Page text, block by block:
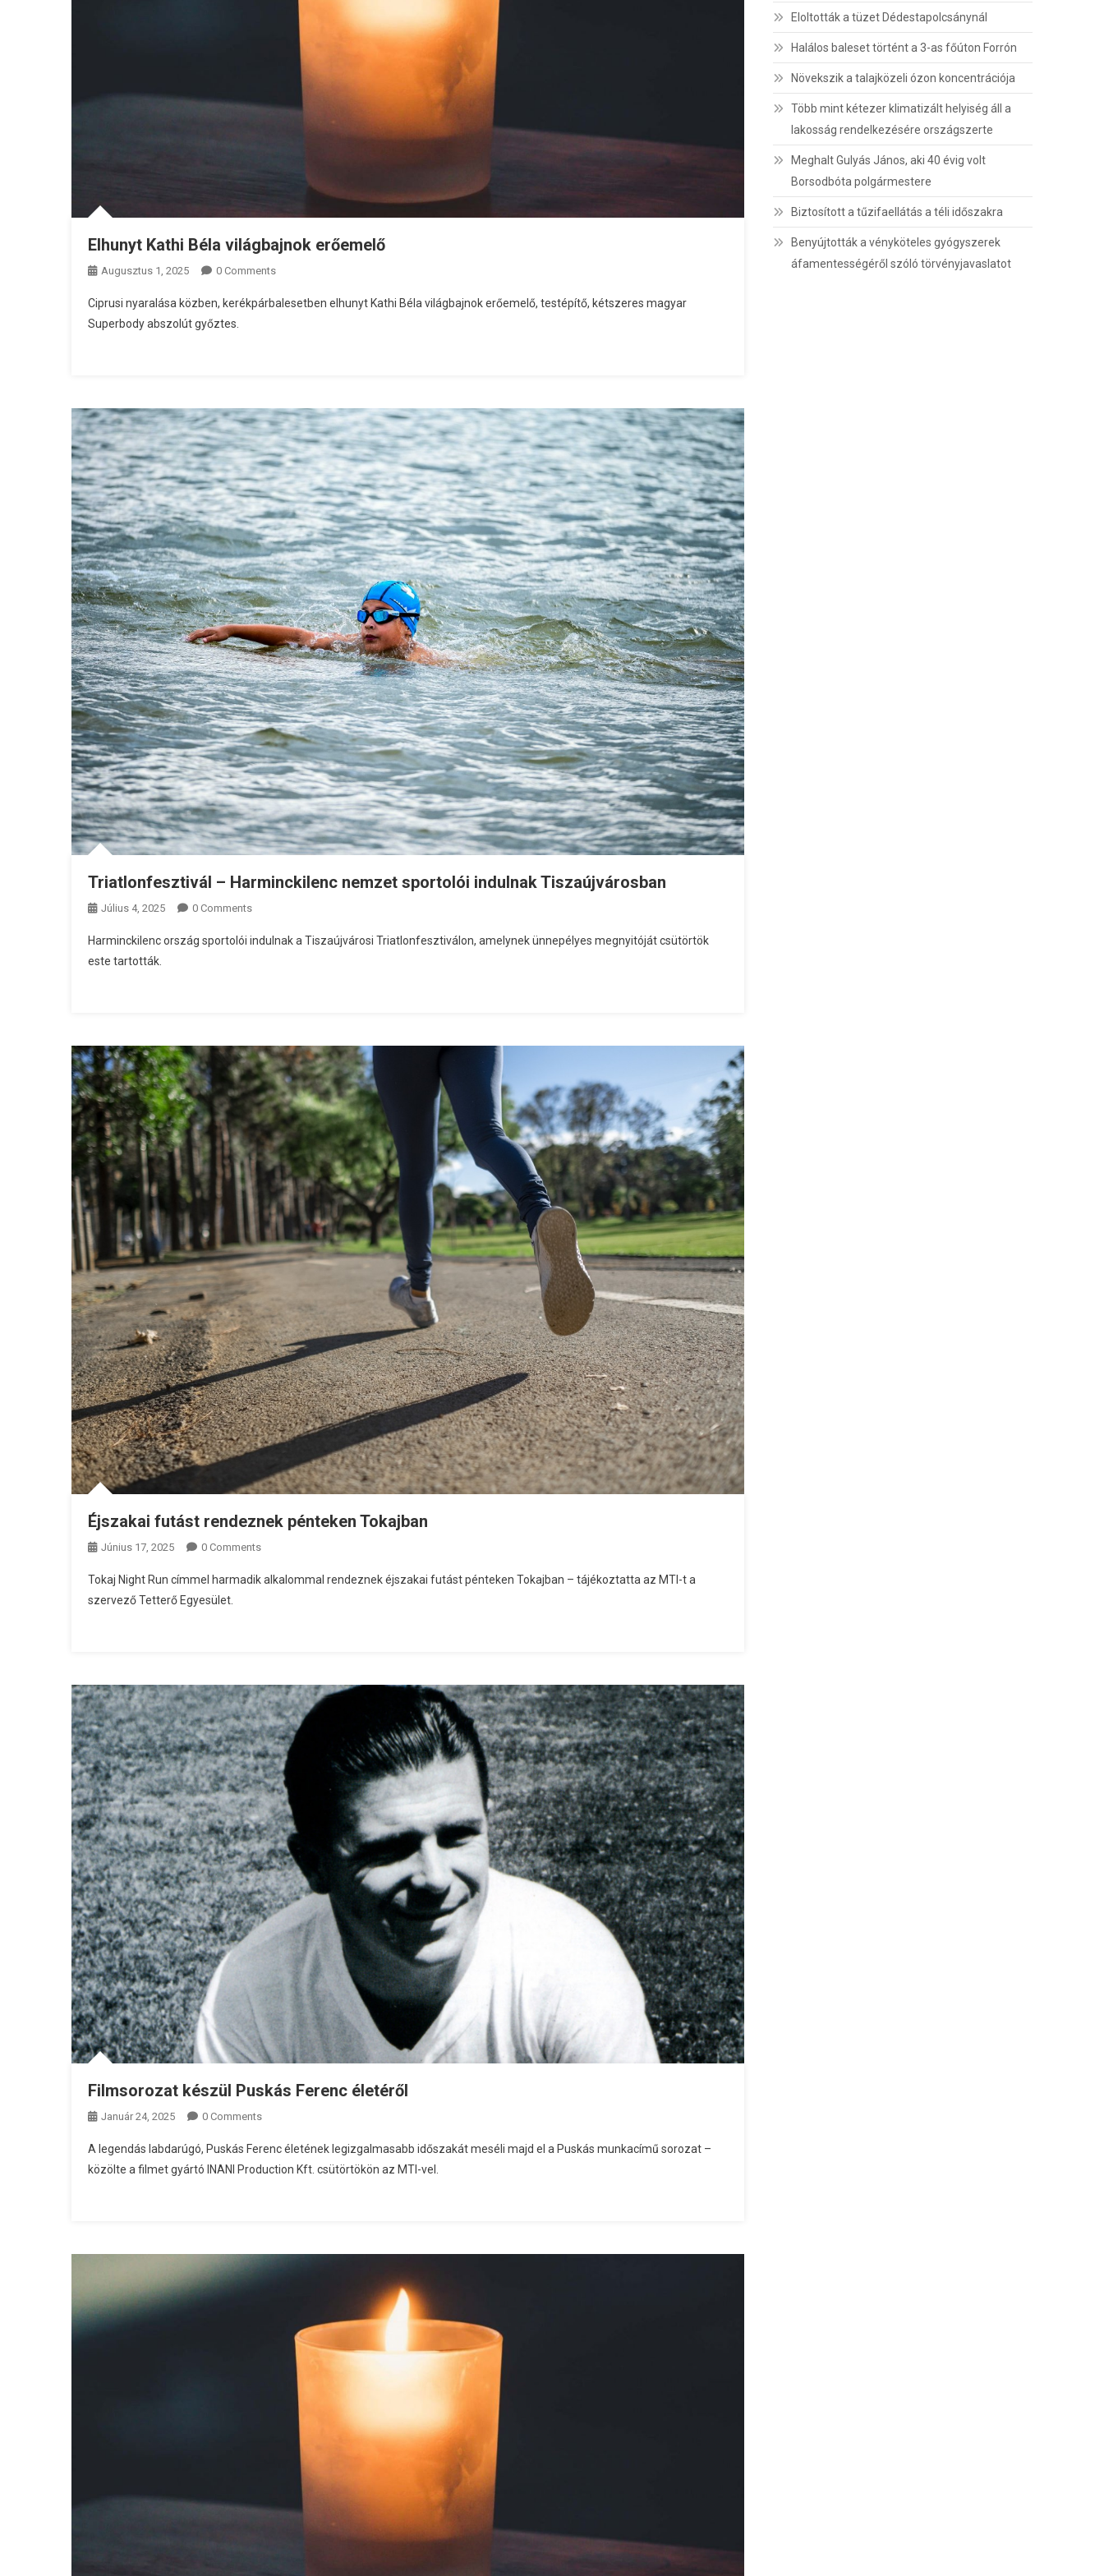
Elhunyt Kathi Béla világbajnok erőemelő
Augusztus 1, 2025 0 Comments
Ciprusi nyaralása közben, kerékpárbalesetben elhunyt Kathi Béla világbajnok erőemelő, testépítő, kétszeres magyar
Superbody abszolút győztes.
Triatlonfesztivál – Harminckilenc nemzet sportolói indulnak Tiszaújvárosban
Július 4, 2025 0 Comments
Harminckilenc ország sportolói indulnak a Tiszaújvárosi Triatlonfesztiválon, amelynek ünnepélyes megnyitóját csütörtök
este tartották.
Éjszakai futást rendeznek pénteken Tokajban
Június 17, 2025 0 Comments
Tokaj Night Run címmel harmadik alkalommal rendeznek éjszakai futást pénteken Tokajban – tájékoztatta az MTI-t a
szervező Tetterő Egyesület.
Filmsorozat készül Puskás Ferenc életéről
Január 24, 2025 0 Comments
A legendás labdarúgó, Puskás Ferenc életének legizgalmasabb időszakát meséli majd el a Puskás munkacímű sorozat –
közölte a filmet gyártó INANI Production Kft. csütörtökön az MTI-vel.
Eloltották a tüzet Dédestapolcsánynál
Halálos baleset történt a 3-as főúton Forrón
Növekszik a talajközeli ózon koncentrációja
Több mint kétezer klimatizált helyiség áll a
lakosság rendelkezésére országszerte
Meghalt Gulyás János, aki 40 évig volt
Borsodbóta polgármestere
Biztosított a tűzifaellátás a téli időszakra
Benyújtották a vényköteles gyógyszerek
áfamentességéről szóló törvényjavaslatot